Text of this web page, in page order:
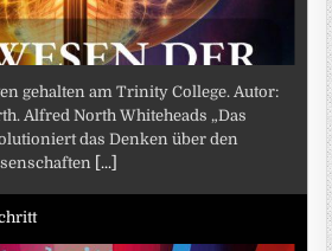
gehalten am Trinity College. Autor:
Alfred North Whiteheads „Das
das Denken über den
[...]